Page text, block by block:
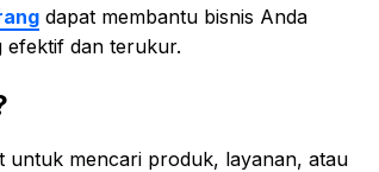
dapat membantu bisnis Anda
efektif dan terukur.
untuk mencari produk, layanan, atau